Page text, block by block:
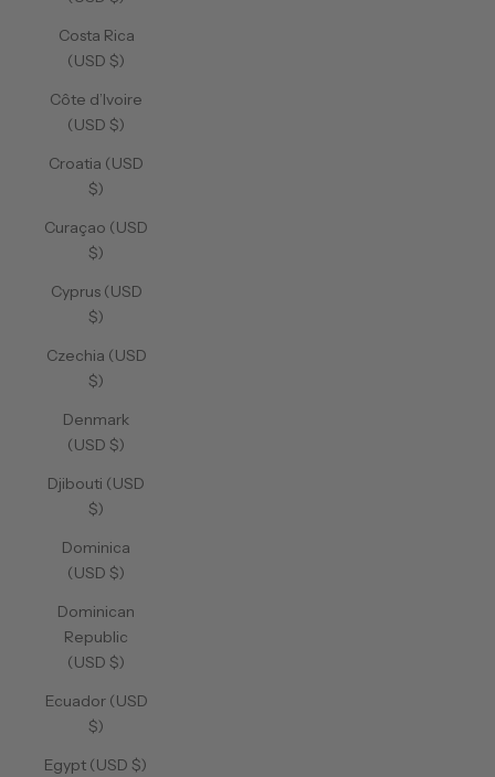
Costa Rica
(USD $)
Côte d’Ivoire
(USD $)
Croatia (USD
$)
Curaçao (USD
$)
Cyprus (USD
$)
Czechia (USD
$)
Denmark
(USD $)
Djibouti (USD
$)
Dominica
(USD $)
Dominican
Republic
(USD $)
Ecuador (USD
$)
Egypt (USD $)